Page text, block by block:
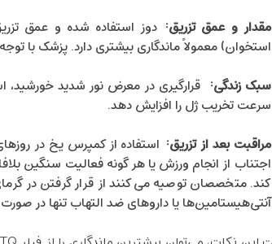
مقدار و عمق تزریق:دوز استفاده‌ شده و عمق
استخوان) معمولاً ماندگاری بیشتری دارد. پزشک با
سبک زندگی: قرارگیری در معرض نور شدید
سرعت تخریب ژل را افزایش دهد.
مراقبت بعد از تزریق: استفاده از کمپرس یخ در
اجتناب از انجام ورزش یا هر گونه فعالیت سنگین
کند. متخصصان توصیه می‌کنند از قرار گرفتن در
آنتی‌هیستامین‌ها یا داروهای ضد التهاب تنها در